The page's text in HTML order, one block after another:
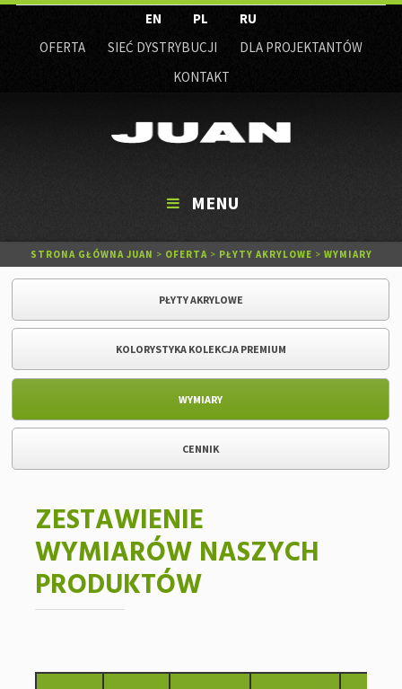
EN PL
RU
OFERTA
SIEĆ DYSTRYBUCJI
DLA PROJEKTANTÓW
KONTAKT
MENU
STRONA GŁÓWNA JUAN > OFERTA > PŁYTY AKRYLOWE > WYMIARY
PŁYTY AKRYLOWE
KOLORYSTYKA KOLEKCJA PREMIUM
WYMIARY
CENNIK
ZESTAWIENIE
WYMIARÓW NASZYCH
PRODUKTÓW